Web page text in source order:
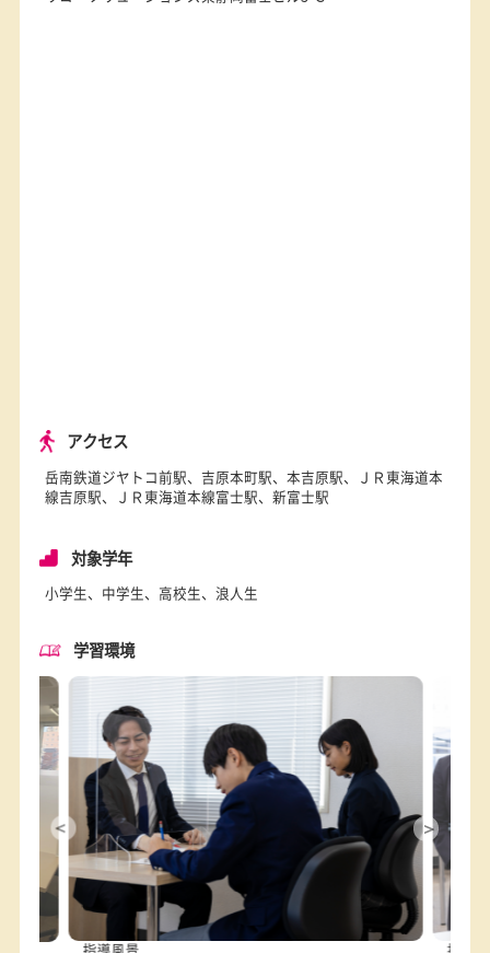
アクセス
岳南鉄道ジヤトコ前駅、吉原本町駅、本吉原駅、ＪＲ東海道
線吉原駅、ＪＲ東海道本線富士駅、新富士駅
小学生、中学生、高校生、浪人生